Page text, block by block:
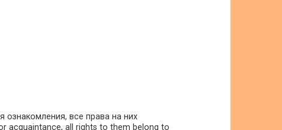
ознакомления, все права на них
acquaintance, all rights to them belong to